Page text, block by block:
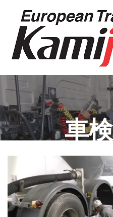
content
車
Home